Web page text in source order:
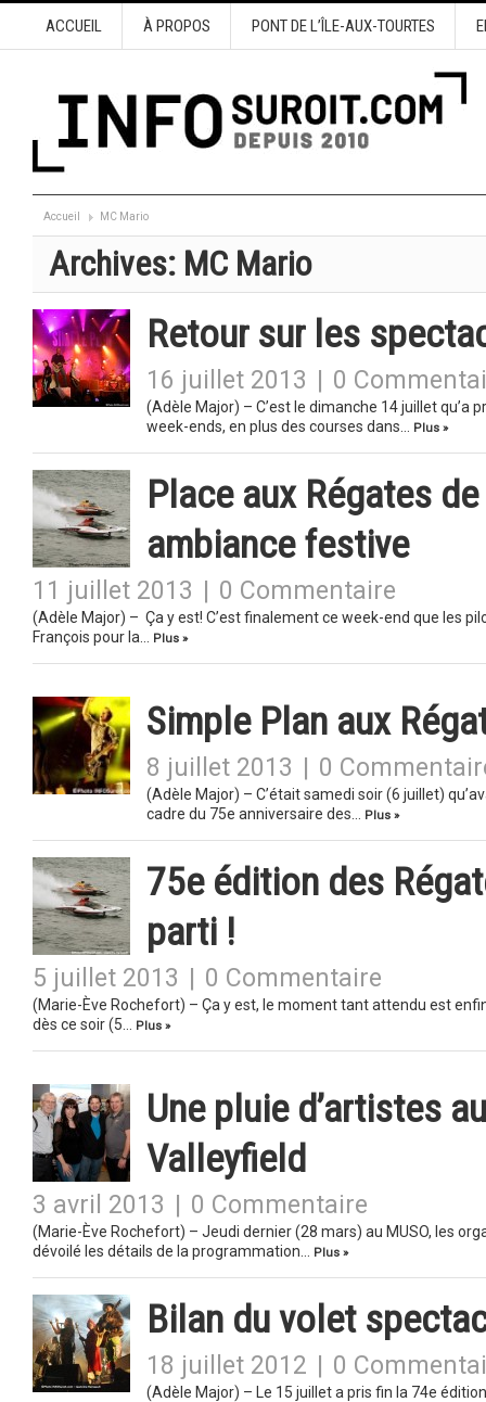
ACCUEIL À PROPOS PONT DE L’ÎLE-AUX-TOURTES
Accueil MC Mario
Archives: MC Mario
Retour sur les
16 juillet 2013 0
(Adèle Major) – C’est le dimanche 14 juillet qu’a
week-ends, en plus des courses dans…
Plus »
Place aux Régates
ambiance festive
11 juillet 2013 0 Commentaire
(Adèle Major) – Ça y est! C’est finalement ce week-end que les
François pour la…
Plus »
Simple Plan aux
8 juillet 2013 0
(Adèle Major) – C’était samedi soir (6 juillet)
cadre du 75e anniversaire des…
Plus »
75e édition des
parti !
5 juillet 2013 0 Commentaire
(Marie-Ève Rochefort) – Ça y est, le moment tant attendu est
dès ce soir (5…
Plus »
Une pluie d’artistes
Valleyfield
3 avril 2013 0 Commentaire
(Marie-Ève Rochefort) – Jeudi dernier (28 mars) au MUSO, les
dévoilé les détails de la programmation…
Plus »
Bilan du volet
18 juillet 2012 0
(Adèle Major) – Le 15 juillet a pris fin la 74e